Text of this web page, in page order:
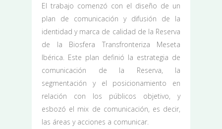
El trabajo comenzó con el diseño de un
plan de comunicación y difusión de la
identidad y marca de calidad de la Reserva
de la Biosfera Transfronteriza Meseta
Ibérica. Este plan definió la estrategia de
comunicación de la Reserva, la
segmentación y el posicionamiento en
relación con los públicos objetivo, y
esbozó el mix de comunicación, es decir,
las áreas y acciones a comunicar.